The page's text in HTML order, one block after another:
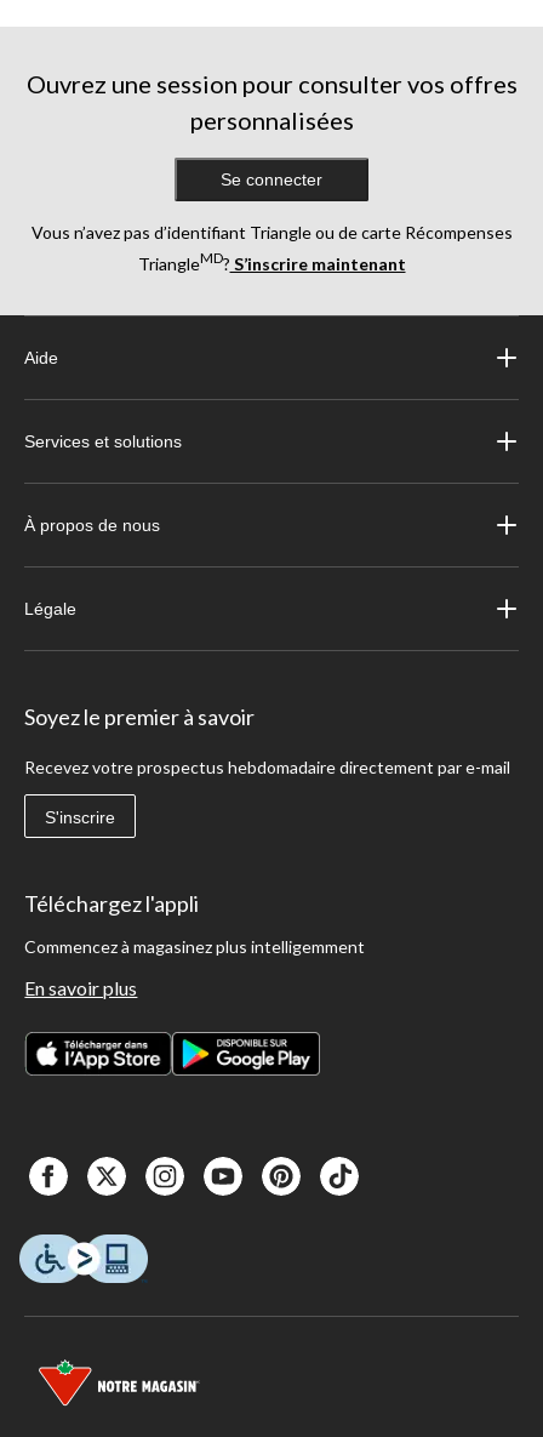
Ouvrez une session pour consulter vos offres
personnalisées
Se connecter
Vous n’avez pas d’identifiant Triangle ou de carte Récompenses
TriangleMD? S’inscrire maintenant
Aide
Services et solutions
À propos de nous
Légale
Soyez le premier à savoir
Recevez votre prospectus hebdomadaire directement par e-mail
S'inscrire
Téléchargez l'appli
Commencez à magasinez plus intelligemment
En savoir plus